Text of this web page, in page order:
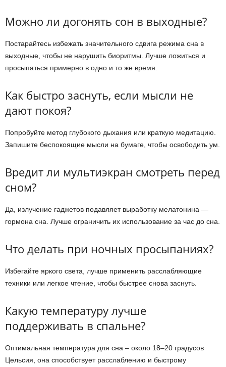
Можно ли догонять сон в выходные?
Постарайтесь избежать значительного сдвига режима сна в
выходные, чтобы не нарушить биоритмы. Лучше ложиться и
просыпаться примерно в одно и то же время.
Как быстро заснуть, если мысли не
дают покоя?
Попробуйте метод глубокого дыхания или краткую медитацию.
Запишите беспокоящие мысли на бумаге, чтобы освободить ум.
Вредит ли мультиэкран смотреть перед
сном?
Да, излучение гаджетов подавляет выработку мелатонина —
гормона сна. Лучше ограничить их использование за час до сна.
Что делать при ночных просыпаниях?
Избегайте яркого света, лучше применить расслабляющие
техники или легкое чтение, чтобы быстрее снова заснуть.
Какую температуру лучше
поддерживать в спальне?
Оптимальная температура для сна – около 18–20 градусов
Цельсия, она способствует расслаблению и быстрому